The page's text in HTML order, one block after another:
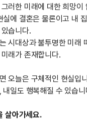
러한 미래에 대한 희망이
실에 결혼은 물론이고 내
습니다.
시대상과 불투명한 미래
래가 존재합니다.
오늘은 구체적인 현실입
일도 행복해질 수 있습니
살아가세요.